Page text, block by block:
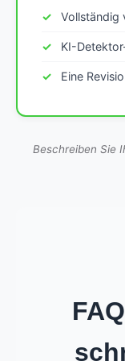
Vollständig
KI-
Eine
Beschreiben Sie